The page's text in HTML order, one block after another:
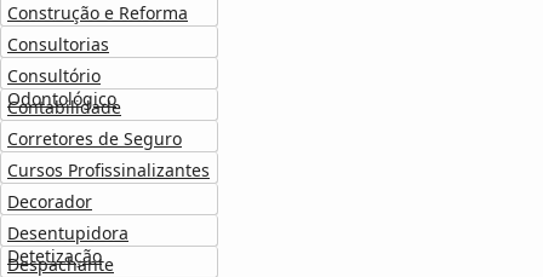
Construção e Reforma
Consultorias
Consultório
Odontológico
Contabilidade
Corretores de Seguro
Cursos Profissinalizantes
Decorador
Desentupidora
Detetização
Despachante